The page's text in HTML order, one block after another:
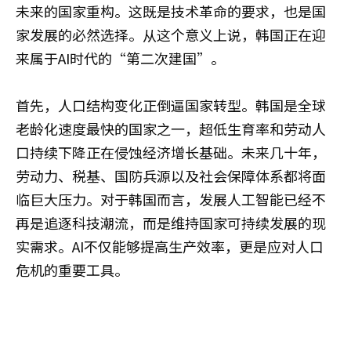
未来的国家重构。这既是技术革命的要求，也是国
家发展的必然选择。从这个意义上说，韩国正在迎
来属于AI时代的“第二次建国”。
首先，人口结构变化正倒逼国家转型。韩国是全球
老龄化速度最快的国家之一，超低生育率和劳动人
口持续下降正在侵蚀经济增长基础。未来几十年，
劳动力、税基、国防兵源以及社会保障体系都将面
临巨大压力。对于韩国而言，发展人工智能已经不
再是追逐科技潮流，而是维持国家可持续发展的现
实需求。AI不仅能够提高生产效率，更是应对人口
危机的重要工具。